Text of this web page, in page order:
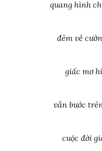
quang hình
đêm về
giấc mơ
vẫn bước
cuộc đời